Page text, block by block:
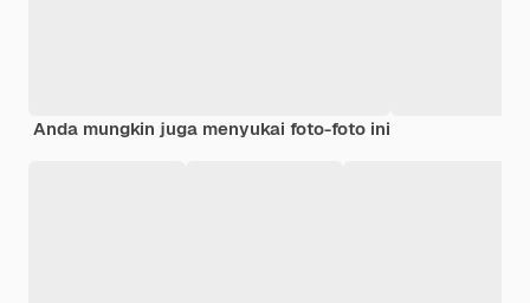
Anda mungkin juga menyukai foto-foto ini